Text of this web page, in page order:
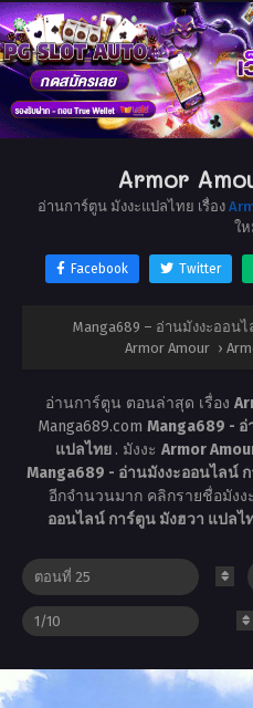
Armor
อ่านการ์ตูน มังงะแปลไทย เรื่อง
ใ
Facebook Twitter
Manga689 – อ่านมังงะออน
Armor Amour ›
อ่านการ์ตูน ตอนล่าสุด เรื่อง
Manga689.com Manga689 -
แปลไทย . มังงะ Armor
Manga689 - อ่านมังงะออนไลน์
อีกจำนวนมาก คลิกรายชื่อมังง
ออนไลน์ การ์ตูน มังฮวา แปลไ